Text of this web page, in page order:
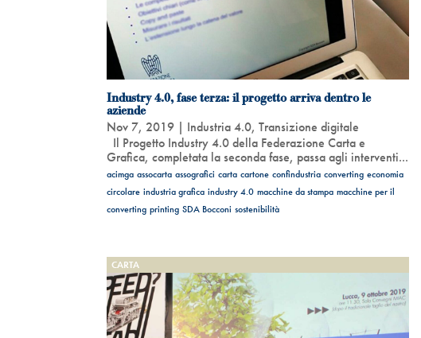
Industry 4.0, fase terza: il progetto arriva dentro le
aziende
Nov 7, 2019 | Industria 4.0,Transizione digitale
Il Progetto Industry 4.0 della Federazione Carta e
Grafica, completata la seconda fase, passa agli interventi...
acimga assocarta assografici carta cartone confindustria converting economia
circolare industria grafica industry 4.0 macchine da stampa macchine per il
converting printing SDA Bocconi sostenibilità
CARTA